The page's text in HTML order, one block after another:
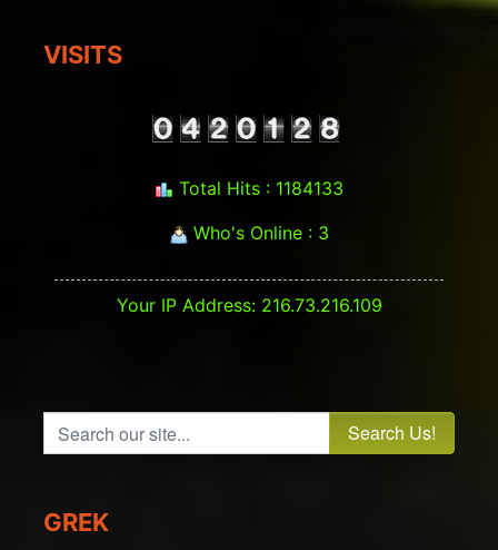
VISITS
Total Hits : 1184133
Who's Online : 3
Your IP Address: 216.73.216.109
Search our site...
GREK